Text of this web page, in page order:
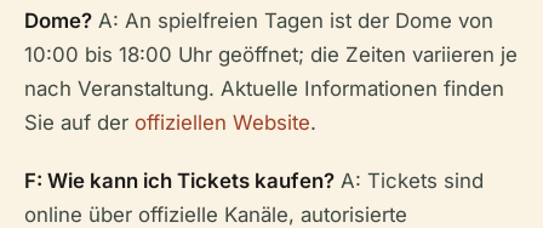
Dome? A: An spielfreien Tagen ist der Dome von
10:00 bis 18:00 Uhr geöffnet; die Zeiten variieren je
nach Veranstaltung. Aktuelle Informationen finden
Sie auf der offiziellen Website.
F: Wie kann ich Tickets kaufen? A: Tickets sind
online über offizielle Kanäle, autorisierte